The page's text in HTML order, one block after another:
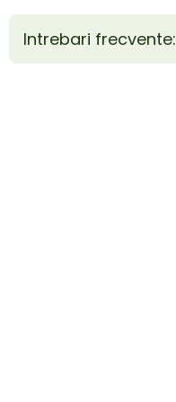
Intrebari frecvente: